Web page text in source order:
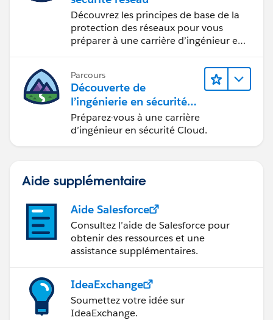
Découvrez les principes de base de la
protection des réseaux pour vous
préparer à une carrière d’ingénieur en
Parcours
Découverte de
l’ingénierie en sécurité
Cloud
Préparez-vous à une carrière
d’ingénieur en sécurité Cloud.
Aide supplémentaire
Aide Salesforce
Consultez l’aide de Salesforce pour
obtenir des ressources et une
assistance supplémentaires.
IdeaExchange
Soumettez votre idée sur
IdeaExchange.